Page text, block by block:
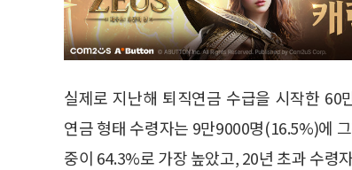
실제로 지난해 퇴직연금 수급을 시작한
연금 형태 수령자는 9만9000명(16.5%)에
중이 64.3%로 가장 높았고, 20년 초과 수령